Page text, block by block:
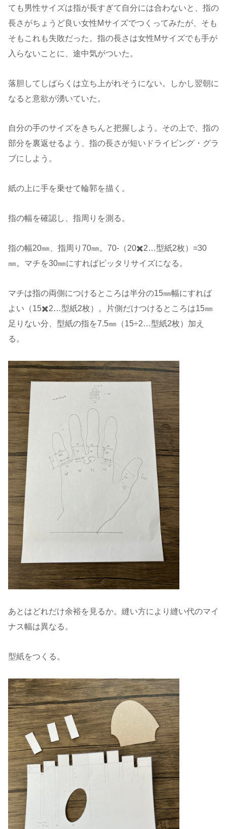
ても男性サイズは指が長すぎて自分には合わないと、指の
長さがちょうど良い女性Mサイズでつくってみたが、そも
そもこれも失敗だった。指の長さは女性Mサイズでも手が
入らないことに、途中気がついた。
落胆してしばらくは立ち上がれそうにない。しかし翌朝に
なると意欲が湧いていた。
自分の手のサイズをきちんと把握しよう。その上で、指の
部分を裏返せるよう、指の長さが短いドライビング・グラ
ブにしよう。
紙の上に手を乗せて輪郭を描く。
指の幅を確認し、指周りを測る。
指の幅20㎜、指周り70㎜。70-（20✖️2…型紙2枚）=30
㎜。マチを30㎜にすればピッタリサイズになる。
マチは指の両側につけるところは半分の15㎜幅にすれば
よい（15✖️2…型紙2枚）。片側だけつけるところは15㎜
足りない分、型紙の指を7.5㎜（15÷2…型紙2枚）加え
る。
あとはどれだけ余裕を見るか。縫い方により縫い代のマイ
ナス幅は異なる。
型紙をつくる。